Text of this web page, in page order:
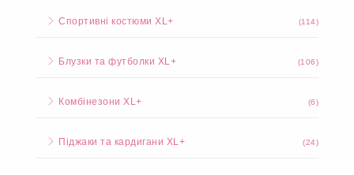
Спортивні костюми XL+ (114)
Блузки та футболки XL+ (106)
Комбінезони XL+ (6)
Піджаки та кардигани XL+ (24)